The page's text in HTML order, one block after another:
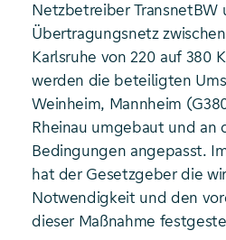
Netzbetreiber TransnetBW
Übertragungsnetz
Karlsruhe von 220 auf 380
werden die beteiligten
Weinheim, Mannheim
Rheinau umgebaut und an
Bedingungen angepasst.
hat der Gesetzgeber die
Notwendigkeit und den
dieser Maßnahme